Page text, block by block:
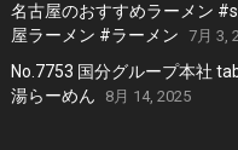
名古屋のおすすめラーメン
屋ラーメン #ラーメン 7月 3,
No.7753 国分グループ本社
湯らーめん
8月 14, 2025